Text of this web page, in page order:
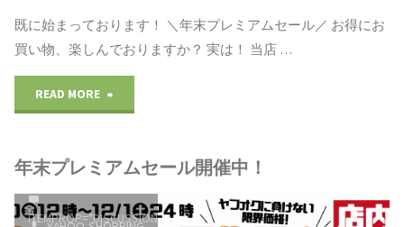
デ
カ
ー
品
既に始まっております！ ＼年末プレミアムセール／ お得にお
買い物、楽しんでおりますか？ 実は！ 当店 …
READ MORE
ヘ
ル
年末プレミアムセール開催中！
ITEMPROP="DISCUSSIONURL"コ